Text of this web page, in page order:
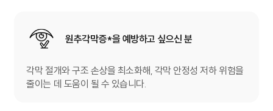
원추각막증*을 예방하고 싶으신 분
각막 절개와 구조 손상을 최소화해, 각막 안정성 저하 위험을
줄이는 데 도움이 될 수 있습니다.